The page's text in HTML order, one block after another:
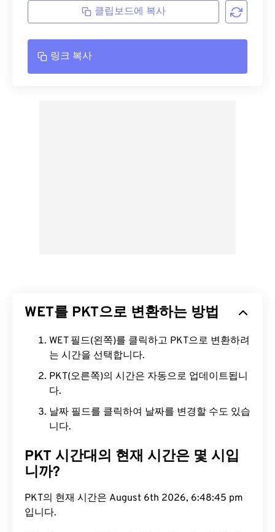
클립보드에 복사
링크 복사
WET를 PKT으로 변환하는 방법
WET 필드(왼쪽)를 클릭하고 PKT으로 변환하려
는 시간을 선택합니다.
PKT(오른쪽)의 시간은 자동으로 업데이트됩니
다.
날짜 필드를 클릭하여 날짜를 변경할 수도 있습
니다.
PKT 시간대의 현재 시간은 몇 시입
니까?
PKT의 현재 시간은 August 6th 2026, 6:48:46 pm
입니다.